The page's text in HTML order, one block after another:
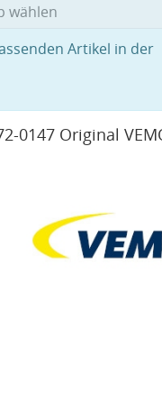
Artikel in der
0147 Original